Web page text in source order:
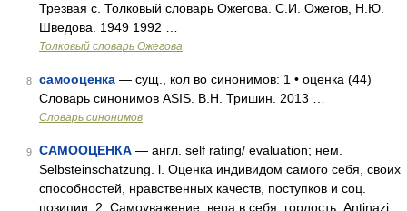
Трезвая с. Толковый словарь Ожегова. С.И. Ожегов, Н.Ю.
Шведова. 1949 1992 …
Толковый словарь Ожегова
8 самооценка — сущ., кол во синонимов: 1 • оценка (44)
Словарь синонимов ASIS. В.Н. Тришин. 2013 …
Словарь синонимов
9 САМООЦЕНКА — англ. self rating/ evaluation; нем.
Selbsteinschatzung. l. Оценка индивидом самого себя, своих
способностей, нравственных качеств, поступков и соц.
позиции. 2. Самоуважение, вера в себя, гордость. Antinazi.